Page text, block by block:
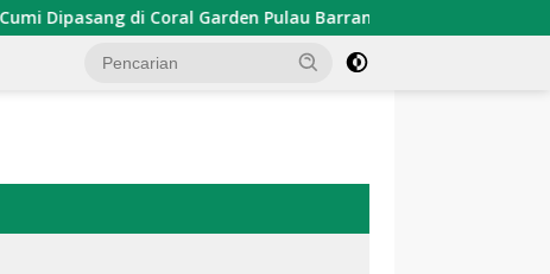
di Coral Garden Pulau Barrang Caddi